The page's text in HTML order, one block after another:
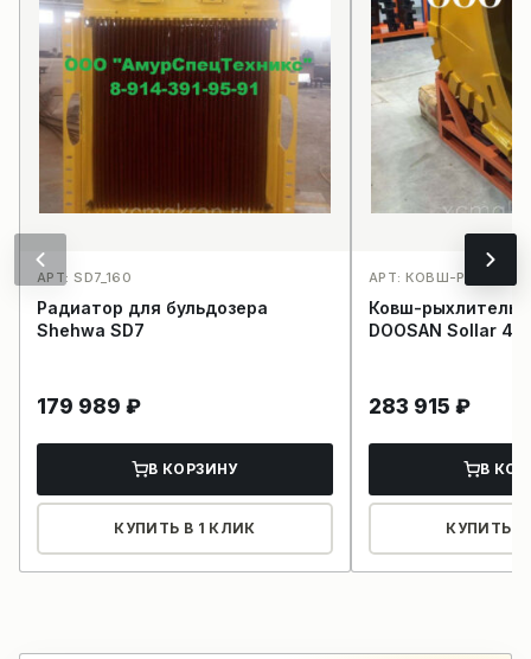
АРТ: SD7_160
Радиатор для бульдозера
Shehwa SD7
179 989 ₽
В КОРЗИНУ
КУПИТЬ В 1 КЛИК
АРТ: КОВШ-
Ковш-рыхлитель
DOOSAN Sollar
283 915 ₽
В
КУПИТЬ В